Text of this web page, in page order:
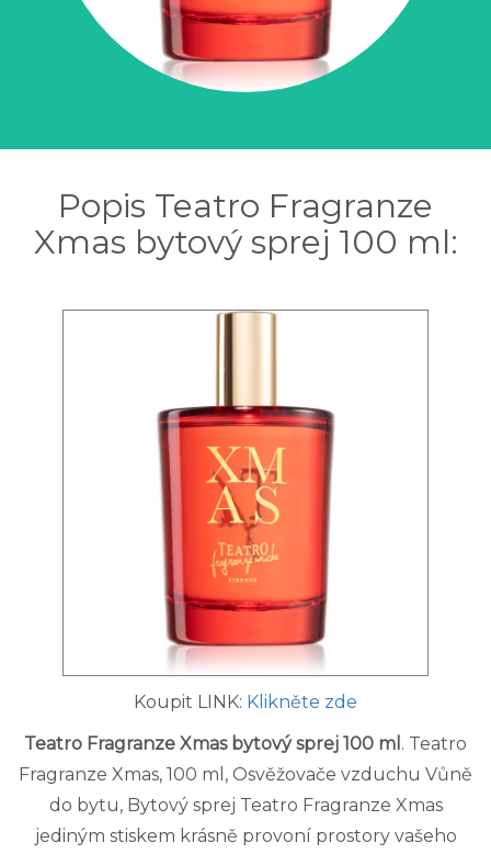
Popis Teatro Fragranze
Xmas bytový sprej 100 ml:
Koupit LINK: Klikněte zde
Teatro Fragranze Xmas bytový sprej 100 ml . Teatro
Fragranze Xmas, 100 ml, Osvěžovače vzduchu Vůně
do bytu, Bytový sprej Teatro Fragranze Xmas
jediným stiskem krásně provoní prostory vašeho